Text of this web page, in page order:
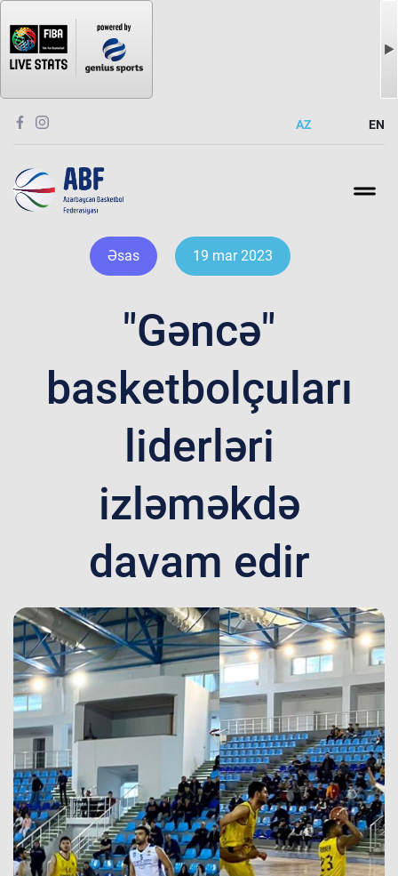
AZ EN
Əsas 19 mar 2023
"Gəncə"
basketbolçuları
liderləri
izləməkdə
davam edir